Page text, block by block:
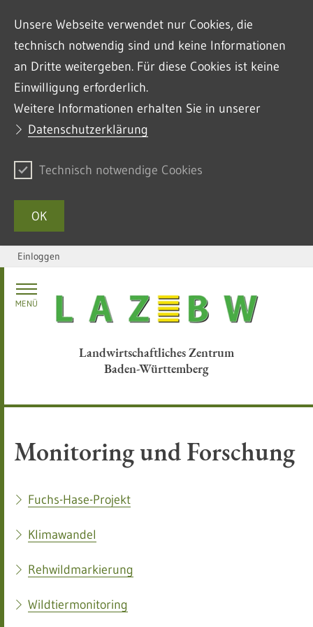
Unsere Webseite verwendet nur Cookies, die
technisch notwendig sind und keine Informationen
an Dritte weitergeben. Für diese Cookies ist keine
Einwilligung erforderlich.
Weitere Informationen erhalten Sie in unserer
Datenschutzerklärung
Technisch notwendige Cookies
OK
Zum Inhalt springen
Einloggen
Landwirtschaftliches Zentrum
Baden-Württemberg
MENÜ
Monitoring und Forschung
Fuchs-Hase-Projekt
Klimawandel
Rehwildmarkierung
Wildtiermonitoring